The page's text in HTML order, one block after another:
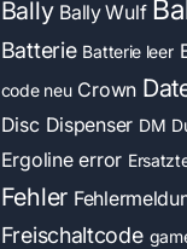
Bally Bally Wulf
Batterie Batterie leer
code neu Crown
Disc Dispenser DM
Ergoline error
Fehler
Freischaltcode